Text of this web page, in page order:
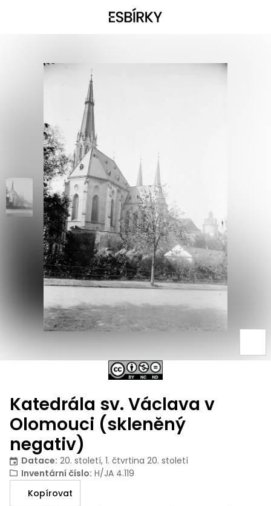
Katedrála sv. Václava v
Olomouci (skleněný
negativ)
Datace: 20. století, 1. čtvrtina 20. století
Inventární číslo: H/JA 4.119
Kopírovat